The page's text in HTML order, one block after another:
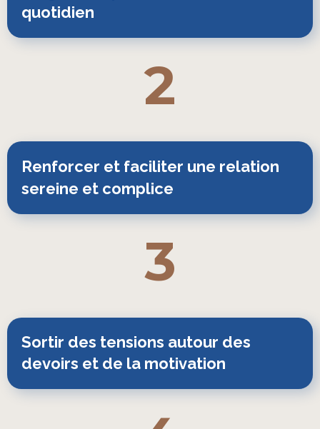
quotidien
2
Renforcer et faciliter une relation
sereine et complice
3
Sortir des tensions autour des
devoirs et de la motivation